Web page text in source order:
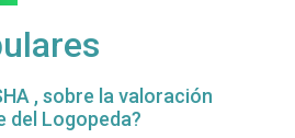
, sobre la valoración
del Logopeda?